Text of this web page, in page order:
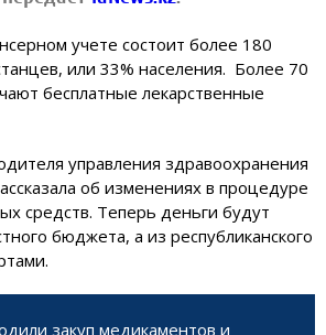
учете состоит более 180
или 33% населения. Более 70
бесплатные лекарственные
управления здравоохранения
об изменениях в процедуре
средств. Теперь деньги будут
бюджета, а из республиканского
закуп медикаментов и